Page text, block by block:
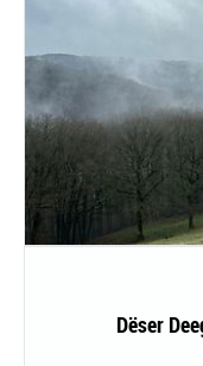
Dëser